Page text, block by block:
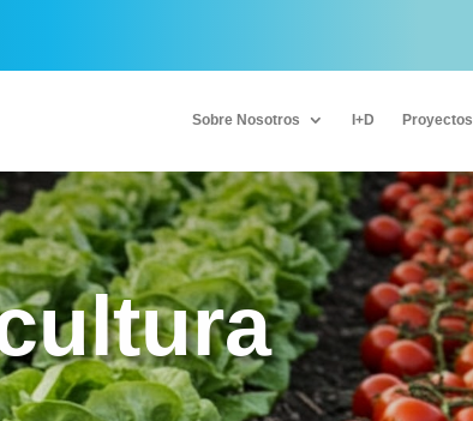
Sobre Nosotros I+D Proyectos
Sobre Nosotros I+D Proyectos